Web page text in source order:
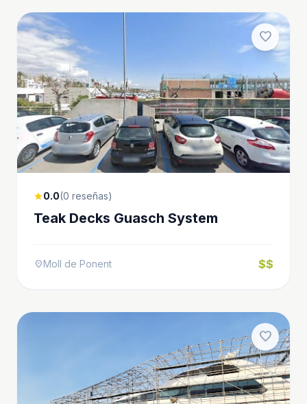
favorite
star0.0(0 reseñas)
Teak Decks Guasch System
location_onMoll de Ponent $$
favorite